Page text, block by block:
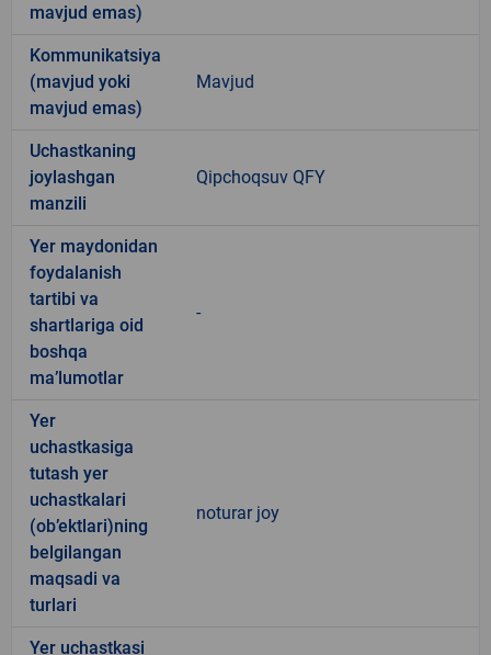
mavjud emas)
Kommunikatsiya
(mavjud yoki
mavjud emas)
Mavjud
Uchastkaning
joylashgan
manzili
Qipchoqsuv QFY
Yer maydonidan
foydalanish
tartibi va
shartlariga oid
boshqa
ma’lumotlar
-
Yer
uchastkasiga
tutash yer
uchastkalari
(ob’ektlari)ning
belgilangan
maqsadi va
turlari
noturar joy
Yer uchastkasi